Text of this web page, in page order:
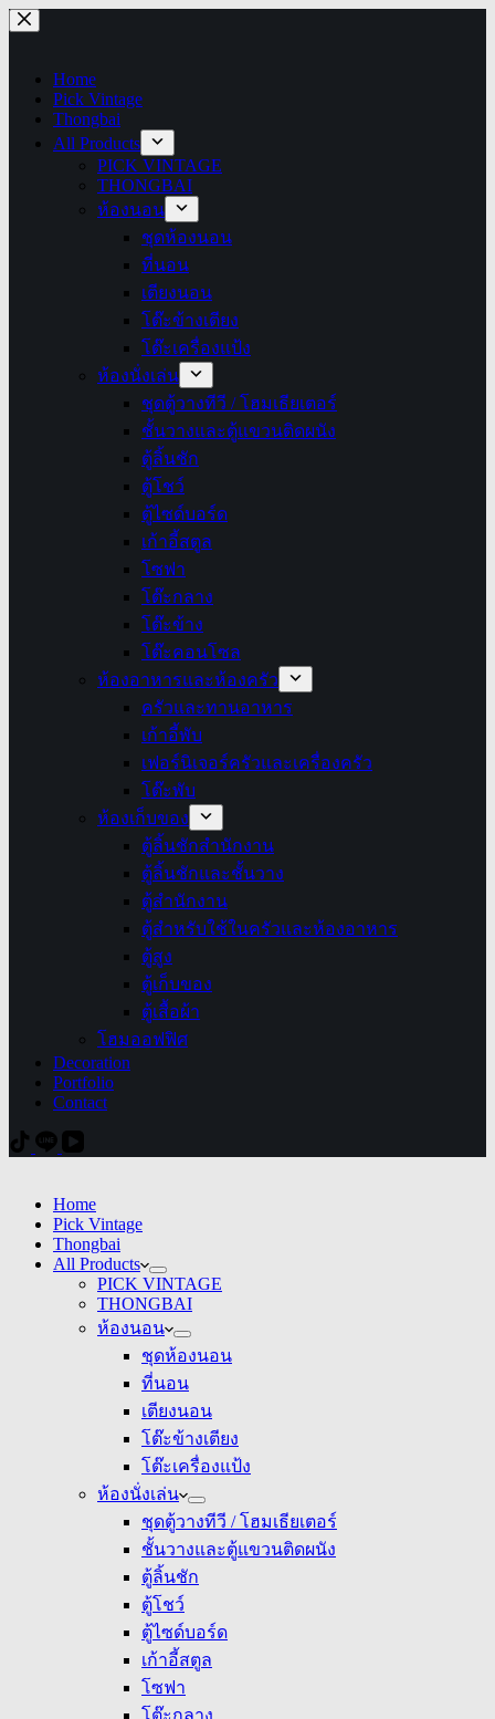
Skip
to
Home
Pick Vintage
Thongbai
All Products
PICK VINTAGE
THONGBAI
ห้องนอน
ชุดห้องนอน
ที่นอน
เตียงนอน
โต๊ะข้างเตียง
โต๊ะเครื่องแป้ง
ห้องนั่งเล่น
ชุดตู้วางทีวี / โฮมเธียเตอร์
ชั้นวางและตู้แขวนติดผนัง
ตู้ลิ้นชัก
ตู้โชว์
ตู้ไซด์บอร์ด
เก้าอี้สตูล
โซฟา
โต๊ะกลาง
โต๊ะข้าง
โต๊ะคอนโซล
ห้องอาหารและห้องครัว
ครัวและทานอาหาร
เก้าอี้พับ
เฟอร์นิเจอร์ครัวและเครื่องครัว
โต๊ะพับ
ห้องเก็บของ
ตู้ลิ้นชักสำนักงาน
ตู้ลิ้นชักและชั้นวาง
ตู้สำนักงาน
ตู้สำหรับใช้ในครัวและห้องอาหาร
ตู้สูง
ตู้เก็บของ
ตู้เสื้อผ้า
โฮมออฟฟิศ
Decoration
Portfolio
Contact
Home
Pick Vintage
Thongbai
All Products
PICK VINTAGE
THONGBAI
ห้องนอน
ชุดห้องนอน
ที่นอน
เตียงนอน
โต๊ะข้างเตียง
โต๊ะเครื่องแป้ง
ห้องนั่งเล่น
ชุดตู้วางทีวี / โฮมเธียเตอร์
ชั้นวางและตู้แขวนติดผนัง
ตู้ลิ้นชัก
ตู้โชว์
ตู้ไซด์บอร์ด
เก้าอี้สตูล
โซฟา
โต๊ะกลาง